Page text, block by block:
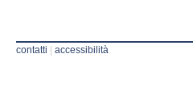
contatti | accessibilità